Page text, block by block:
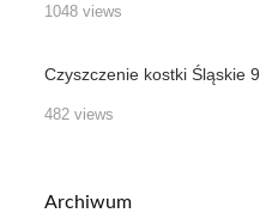
1048 views
Czyszczenie kostki Śląskie 9
482 views
Archiwum